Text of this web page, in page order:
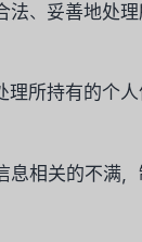
、妥善地处
所持有的个
息相关的不